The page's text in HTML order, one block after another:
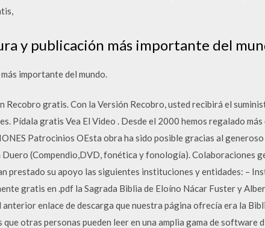
y publicación más importante del
importante del mundo.
Recobro gratis. Con la Versión Recobro, usted recibirá el
Pídala gratis Vea El Video . Desde el 2000 hemos regalado
Patrocinios OEsta obra ha sido posible gracias al
(Compendio,DVD, fonética y fonología). Colaboraciones
prestado su apoyo las siguientes instituciones y entidades: –
gratis en .pdf la Sagrada Biblia de Eloíno Nácar Fuster y
enlace de descarga que nuestra página ofrecía era la
otras personas pueden leer en una amplia gama de software